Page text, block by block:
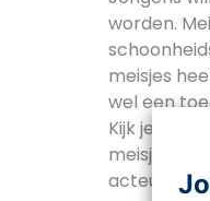
worden.
meisjes
wel een
Kijk je naar
meisjes
acteur,